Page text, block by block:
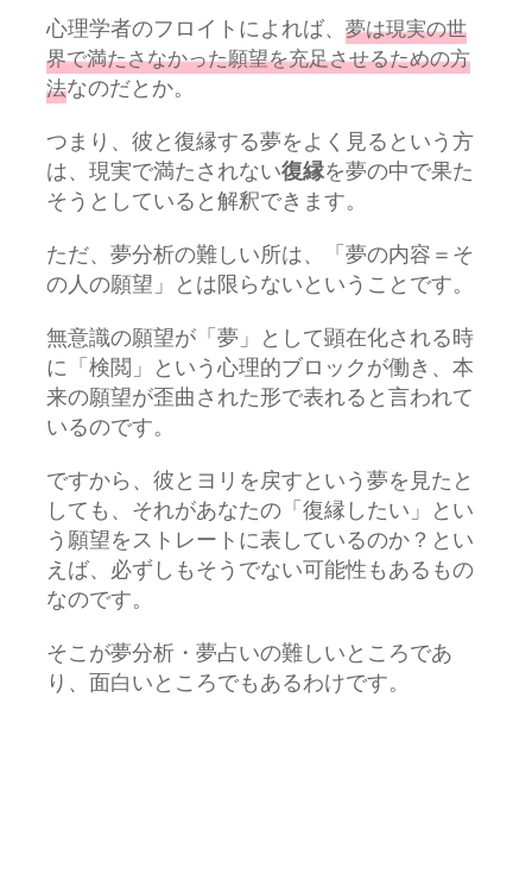
心理学者のフロイトによれば、 夢は現実の世
界で満たさなかった願望を充足させるための方
法なのだとか。
つまり、彼と復縁する夢をよく見るという方
は、現実で満たされない復縁を夢の中で果た
そうとしていると解釈できます。
ただ、夢分析の難しい所は、「夢の内容＝そ
の人の願望」とは限らないということです。
無意識の願望が「夢」として顕在化される時
に「検閲」という心理的ブロックが働き、本
来の願望が歪曲された形で表れると言われて
いるのです。
ですから、彼とヨリを戻すという夢を見たと
しても、それがあなたの「復縁したい」とい
う願望をストレートに表しているのか？とい
えば、必ずしもそうでない可能性もあるもの
なのです。
そこが夢分析・夢占いの難しいところであ
り、面白いところでもあるわけです。